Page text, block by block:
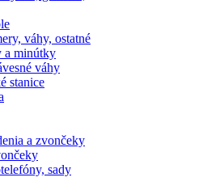
váhy, ostatné
a minútky
váhy
stanice
a zvončeky
sady